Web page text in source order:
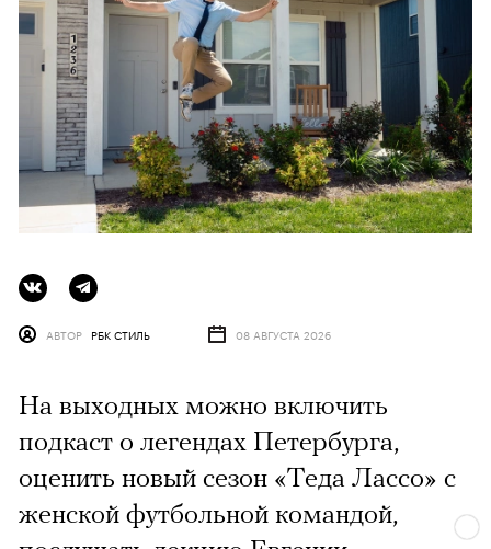
АВТОР РБК СТИЛЬ 08 АВГУСТА 2026
На выходных можно включить
подкаст о легендах Петербурга,
оценить новый сезон «Теда Лассо» с
женской футбольной командой,